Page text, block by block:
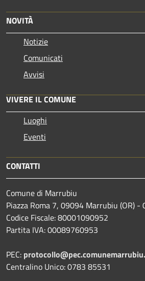
NOVITÀ
Notizie
Comunicati
Avvisi
VIVERE IL COMUNE
Luoghi
Eventi
CONTATTI
Comune di Marrubiu
Piazza Roma 7, 09094 Marrubiu (OR)
Codice Fiscale: 80001090952
Partita IVA: 00089760953
PEC:
Centralino Unico: 0783 85531